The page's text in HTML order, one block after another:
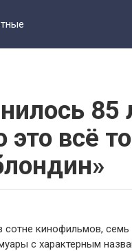
85
это всё
кинофильмов, семь
с характерным